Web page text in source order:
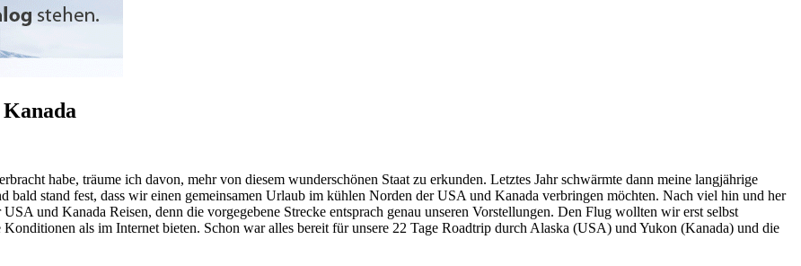
habe, träume ich davon, mehr von diesem wunderschönen Staat zu erkunden. Letztes Jahr schwärmte dann meine langjährige
stand fest, dass wir einen gemeinsamen Urlaub im kühlen Norden der USA und Kanada verbringen möchten. Nach viel hin und her
und Kanada Reisen, denn die vorgegebene Strecke entsprach genau unseren Vorstellungen. Den Flug wollten wir erst selbst
Konditionen als im Internet bieten. Schon war alles bereit für unsere 22 Tage Roadtrip durch Alaska (USA) und Yukon (Kanada) und die